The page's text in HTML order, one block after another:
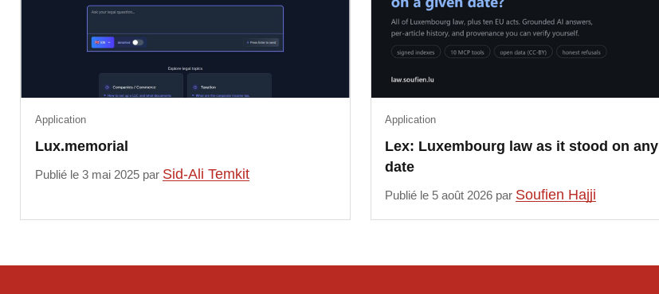
Lux.memorial
Application
Publié le 3 mai 2025 par Sid-Ali Temkit
Lex: Luxembourg law as it stood on any
date
Application
Publié le 5 août 2026 par Soufien Hajji